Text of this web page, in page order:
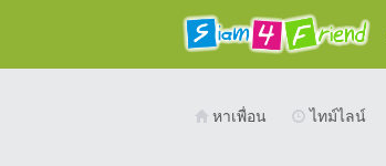
หาเพื่อน ไทม์ไลน์